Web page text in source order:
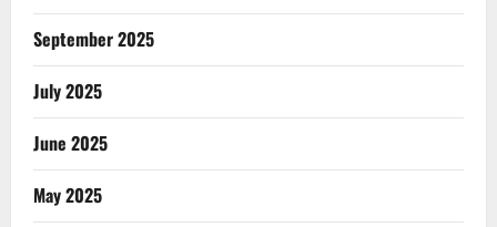
September 2025
July 2025
June 2025
May 2025